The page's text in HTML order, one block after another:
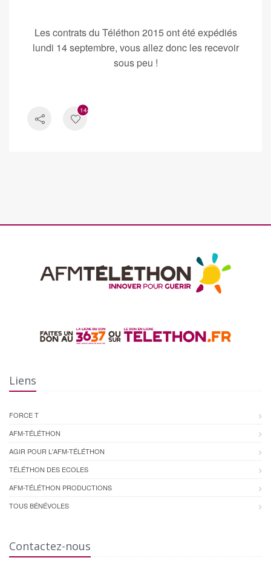
Les contrats du Téléthon 2015 ont été expédiés
lundi 14 septembre, vous allez donc les recevoir
sous peu !
1441
Liens
FORCE T
AFM-TÉLÉTHON
AGIR POUR L'AFM-TÉLÉTHON
TÉLÉTHON DES ECOLES
AFM-TÉLÉTHON PRODUCTIONS
TOUS BÉNÉVOLES
Contactez-nous